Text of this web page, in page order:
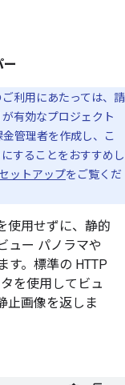
ー
利用にあたっては、請
有効なプロジェクト
管理者を作成し、こ
することをおすすめし
ットアップをご覧くだ
使用せずに、静的
ュー パノラマや
す。標準の HTTP
を使用してビュ
止画像を返しま